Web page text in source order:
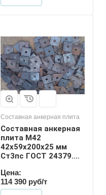
Составная анкерная плита
Составная анкерная
плита М42
42х59х200х25 мм
Ст3пс ГОСТ 24379.1-
Цена:
114 390 руб/т